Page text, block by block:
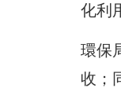
化利
環保
收；